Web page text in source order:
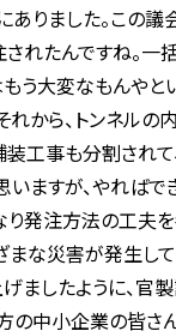
りました。この議
れたんですね。
う大変なもんや
れから、トンネ
工事も分割され
ますが、やれば
発注方法の工夫
な災害が発生し
ましたように、
の中小企業の皆さ